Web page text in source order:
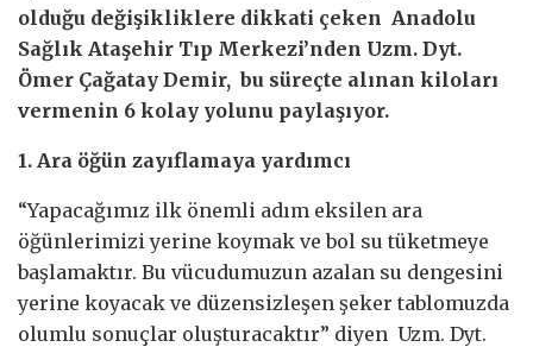
olduğu değişikliklere dikkati çeken Anadolu
Sağlık Ataşehir Tıp Merkezi’nden Uzm. Dyt.
Ömer Çağatay Demir, bu süreçte alınan kiloları
vermenin 6 kolay yolunu paylaşıyor.
1. Ara öğün zayıflamaya yardımcı
“Yapacağımız ilk önemli adım eksilen ara
öğünlerimizi yerine koymak ve bol su tüketmeye
başlamaktır. Bu vücudumuzun azalan su dengesini
yerine koyacak ve düzensizleşen şeker tablomuzda
olumlu sonuçlar oluşturacaktır” diyen Uzm. Dyt.